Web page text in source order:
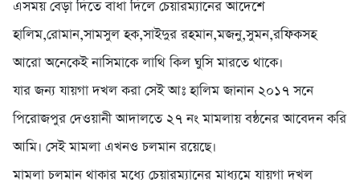
এসময় বেড়া দি‌তে বাধা দি‌লে চেয়ারম্যা‌নের আ‌দে‌শে
হা‌লিম,রোমান,সামসুল হক,সাইদুর রহমান,মজনু,সুমন,র‌ফিকসহ
আ‌রো অ‌নে‌কেই না‌সিমা‌কে লা‌থি কিল ঘু‌সি মার‌তে থা‌কে।
যার জন্য যায়গা দখল করা সেই আঃ হা‌লিম জানান ২০১৭ স‌নে
পি‌রোজপুর দেওয়ানী আদাল‌তে ২৭ নং মামলায় বন্ঠ‌নের আ‌বেদন ক‌রি
আ‌মি। সেই মামলা এখনও চলমান র‌য়ে‌ছে।
মামলা চলমান থাকার ম‌ধ্যে চেয়ারম্যা‌নের মাধ্য‌মে যায়গা দখল